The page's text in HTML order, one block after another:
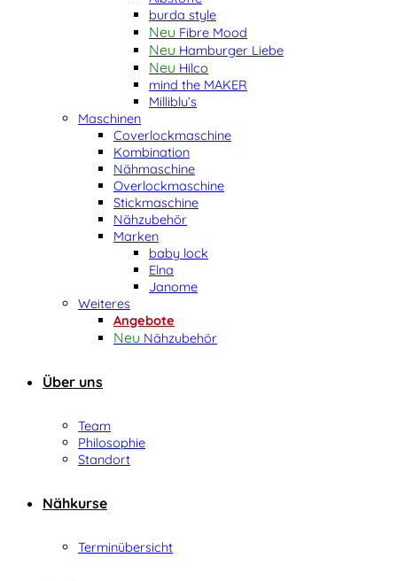
burda style
Fibre Mood
Hamburger Liebe
Hilco
mind the MAKER
Milliblu’s
Maschinen
Coverlockmaschine
Kombination
Nähmaschine
Overlockmaschine
Stickmaschine
Nähzubehör
Marken
baby lock
Elna
Janome
Weiteres
Angebote
Nähzubehör
Über uns
Team
Philosophie
Standort
Nähkurse
Terminübersicht